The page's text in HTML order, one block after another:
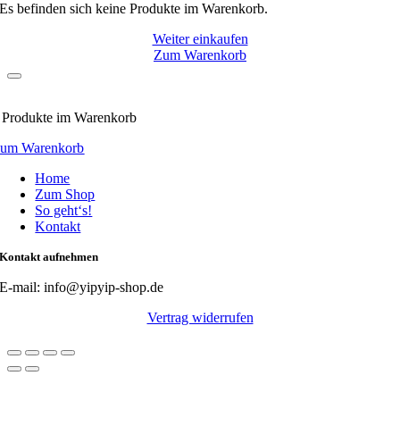
Es befinden sich keine Produkte im Warenkorb.
Weiter einkaufen
Zum Warenkorb
im Warenkorb
Warenkorb
Home
Zum Shop
So geht‘s!
Kontakt
Kontakt aufnehmen
E-mail: info@yipyip-shop.de
Vertrag widerrufen